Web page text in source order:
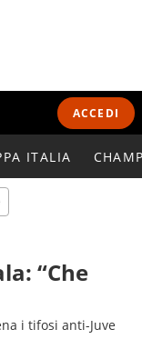
ACCEDI
ITALIA
“Che
i tifosi anti-Juve